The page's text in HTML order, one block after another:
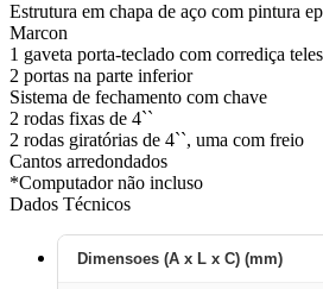
Estrutura em chapa de aço com pintura
Marcon
1 gaveta porta-teclado com corrediça
2 portas na parte inferior
Sistema de fechamento com chave
2 rodas fixas de 4``
2 rodas giratórias de 4``, uma com freio
Cantos arredondados
*Computador não incluso
Dados Técnicos
Dimensoes (A x L x C) (mm)